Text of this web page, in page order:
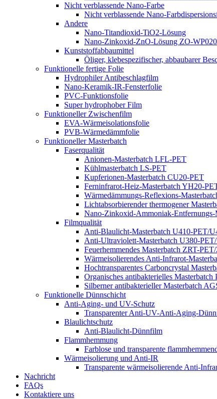
Nicht verblassende Nano-Farbe
Nicht verblassende Nano-
Andere
Nano-Titandioxid-TiO2-Lösung
Nano-Zinkoxid-ZnO-Lösung ZO-
Kunststoffabbaumittel
Öliger, klebespezifischer, abbaubarer
Funktionelle fertige Folie
Hydrophiler Antibeschlagfilm
Nano-Keramik-IR-Fensterfolie
PVC-Funktionsfolie
Super hydrophober Film
Funktioneller Zwischenfilm
EVA-Wärmeisolationsfolie
PVB-Wärmedämmfolie
Funktioneller Masterbatch
Faserqualität
Anionen-Masterbatch LFL-PET
Kühlmasterbatch LS-PET
Kupferionen-Masterbatch CU20-PET
Ferninfrarot-Heiz-Masterbatch YH20-
Wärmedämmungs-Reflexions-
Lichtabsorbierender thermogener
Nano-Zinkoxid-Ammoniak-
Filmqualität
Anti-Blaulicht-Masterbatch U410-PET/
Anti-Ultraviolett-Masterbatch U380-
Feuerhemmendes Masterbatch ZRT-
Wärmeisolierendes Anti-Infrarot-
Hochtransparentes Carboncrystal
Organisches antibakterielles
Silberner antibakterieller Masterbatch
Funktionelle Dünnschicht
Anti-Aging- und UV-Schutz
Transparenter Anti-UV-Anti-Aging-
Blaulichtschutz
Anti-Blaulicht-Dünnfilm
Flammhemmung
Farblose und transparente
Wärmeisolierung und Anti-IR
Transparente wärmeisolierende Anti-
Nachricht
FAQs
Kontaktiere uns